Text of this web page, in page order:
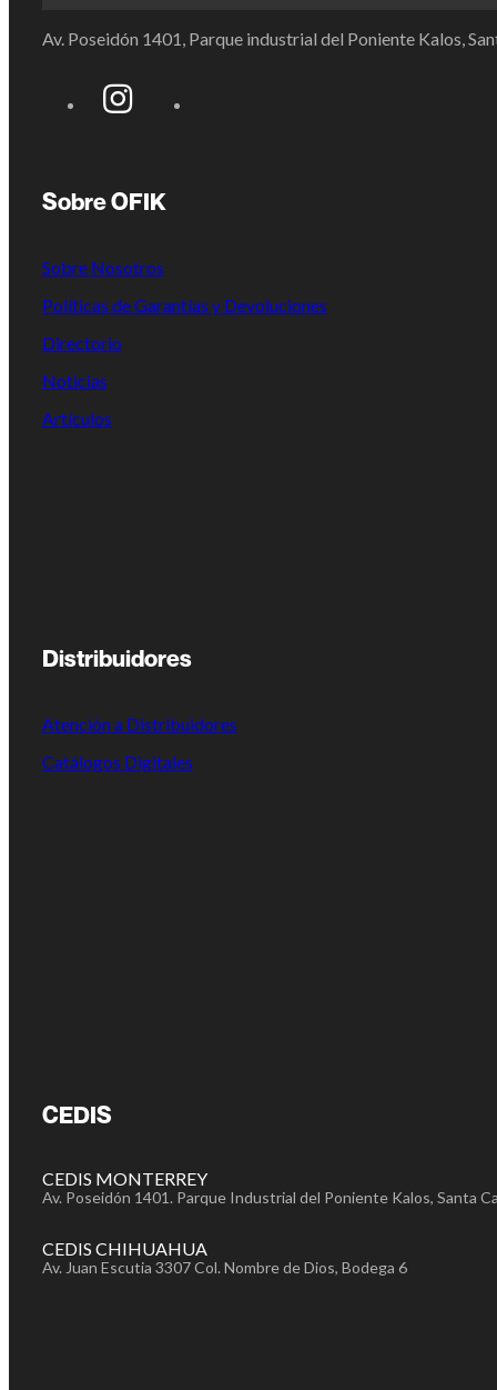
Av. Poseidón 1401, Parque industrial del Poniente Kalos,
Sobre OFIK
Sobre Nosotros
Políticas de Garantías y Devoluciones
Directorio
Noticias
Artículos
Distribuidores
Atención a Distribuidores
Catálogos Digitales
CEDIS
CEDIS MONTERREY
Av. Poseidón 1401. Parque Industrial del Poniente Kalos, Santa
CEDIS CHIHUAHUA
Av. Juan Escutia 3307 Col. Nombre de Dios, Bodega 6